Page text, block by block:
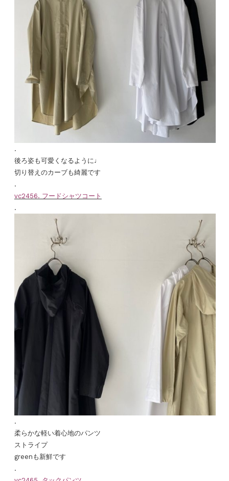
.
後ろ姿も可愛くなるように♩
切り替えのカーブも綺麗です
.
vc2456. フードシャツコート
.
.
柔らかな軽い着心地のパンツ
ストライプ
greenも新鮮です
.